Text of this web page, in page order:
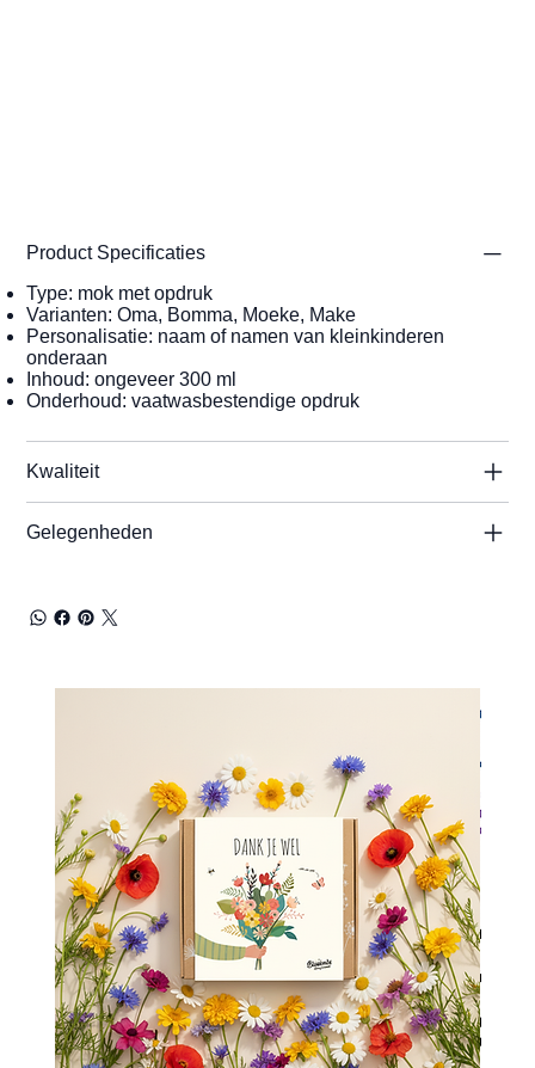
Product Specificaties
Type: mok met opdruk
Varianten: Oma, Bomma, Moeke, Make
Personalisatie: naam of namen van kleinkinderen
onderaan
Inhoud: ongeveer 300 ml
Onderhoud: vaatwasbestendige opdruk
Kwaliteit
Gelegenheden